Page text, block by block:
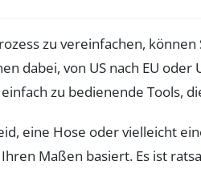
zu vereinfachen, können
dabei, von US nach EU
zu bedienende Tools,
eine Hose oder vielleicht
Maßen basiert. Es ist